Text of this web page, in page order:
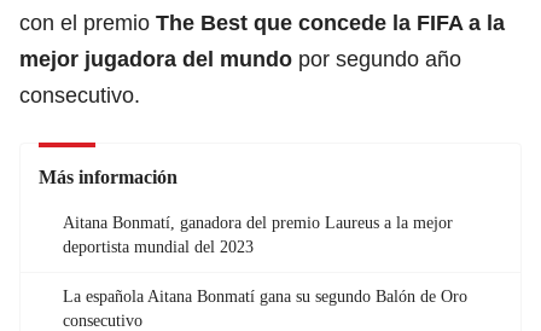
con el premio The Best que concede la FIFA a la
mejor jugadora del mundo por segundo año
consecutivo.
Más información
Aitana Bonmatí, ganadora del premio Laureus a la mejor
deportista mundial del 2023
La española Aitana Bonmatí gana su segundo Balón de Oro
consecutivo